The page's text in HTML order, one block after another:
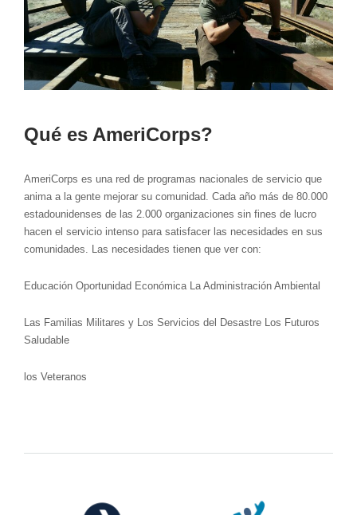
Qué es AmeriCorps?
AmeriCorps es una red de programas nacionales de servicio que
anima a la gente mejorar su comunidad. Cada año más de 80.000
estadounidenses de las 2.000 organizaciones sin fines de lucro
hacen el servicio intenso para satisfacer las necesidades en sus
comunidades. Las necesidades tienen que ver con:
Educación Oportunidad Económica La Administración Ambiental
Las Familias Militares y Los Servicios del Desastre Los Futuros
Saludable
los Veteranos